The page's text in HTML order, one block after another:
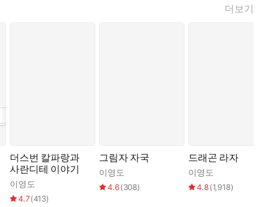
더보기
더스번 칼파랑과
사란디테 이야기
이영도
4.7(413)
그림자 자국
이영도
4.6(308)
드래곤 라자
이영도
4.8(1,918)